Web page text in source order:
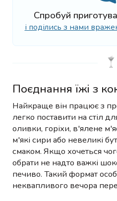
Спробуй
і поділись з нами
Поєднання їжі з
Найкраще він працює з
легко поставити на стіл
оливки, горіхи, в'ялене
м'які сири або невеликі
смаком. Якщо хочеться
обрати не надто важкі
печиво. Такий формат
неквапливого вечора